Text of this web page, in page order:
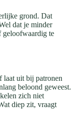
grond. Dat
dat je minder
geloofwaardig te
laat uit bij patronen
beloond geweest.
zich niet
diep zit, vraagt